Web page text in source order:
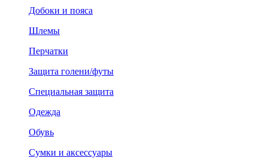
Добоки и пояса
Шлемы
Перчатки
Защита голени/футы
Специальная защита
Одежда
Обувь
Сумки и аксессуары